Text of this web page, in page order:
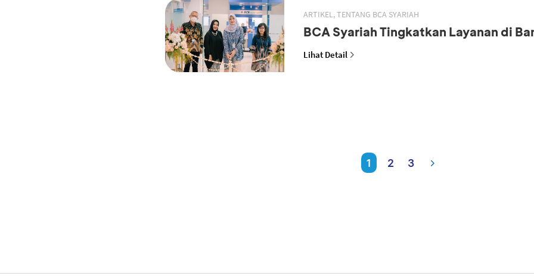
ARTIKEL, TENTANG BCA SYARIAH
BCA Syariah Tingkatkan Layanan di
Lihat Detail
1 2 3